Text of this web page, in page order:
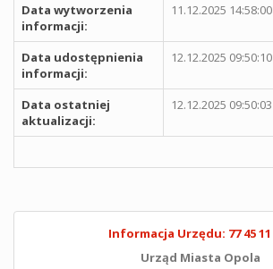
Data wytworzenia
informacji:
11.12.2025 14:58:00
Data udostępnienia
informacji:
12.12.2025 09:50:10
Data ostatniej
aktualizacji:
12.12.2025 09:50:03
Informacja Urzędu: 77 45 11
Urząd Miasta Opola